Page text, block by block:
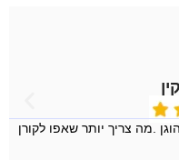
.מה צריך יותר שאפו לקורן